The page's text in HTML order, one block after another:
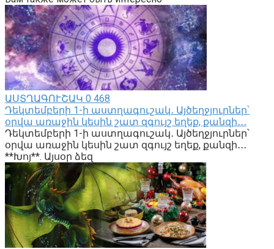
ԱՍՏՂԱԳՈՒՇԱԿ 0 468
Դեկտեմբերի 1-ի աստղագուշակ․ Այծեղջյուրներ՝
օրվա առաջին կեսին շատ զգույշ եղեք, քանզի․․․
Դեկտեմբերի 1-ի աստղագուշակ․ Այծեղջյուրներ՝
օրվա առաջին կեսին շատ զգույշ եղեք, քանզի․․․
**Խոյ**. Այսօր ձեզ